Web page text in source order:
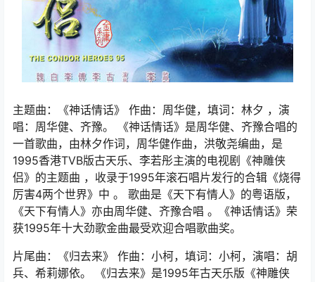
主题曲：《神话情话》 作曲：周华健，填词：林夕 ，演
唱：周华健、齐豫。 《神话情话》是周华健、齐豫合唱的
一首歌曲，由林夕作词，周华健作曲，洪敬尧编曲，是
1995香港TVB版古天乐、李若彤主演的电视剧《神雕侠
侣》的主题曲 ，收录于1995年滚石唱片发行的合辑《烧得
厉害4两个世界》中 。 歌曲是《天下有情人》的粤语版，
《天下有情人》亦由周华健、齐豫合唱 。《神话情话》荣
获1995年十大劲歌金曲最受欢迎合唱歌曲奖。
片尾曲：《归去来》 作曲：小柯，填词：小柯，演唱：胡
兵、希莉娜依。 《归去来》是1995年古天乐版《神雕侠